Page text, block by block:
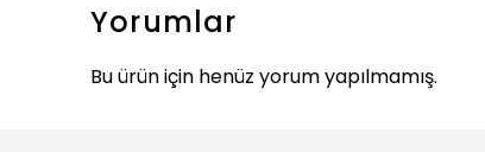
Yorumlar
Bu ürün için henüz yorum yapılmamış.